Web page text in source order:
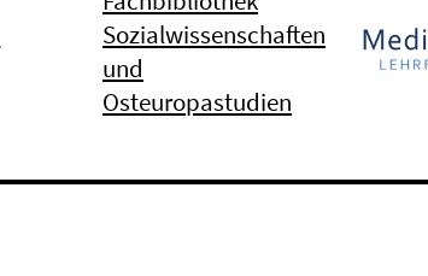
Sozialwissenschaften
und
Osteuropastudien